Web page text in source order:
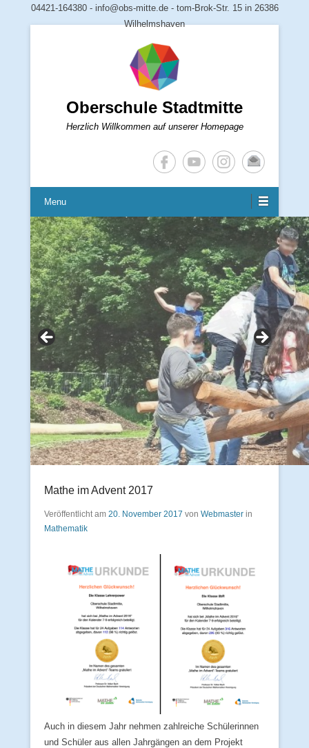
04421-164380 - info@obs-mitte.de - tom-Brok-Str. 15 in 26386
Wilhelmshaven
Oberschule Stadtmitte
Herzlich Willkommen auf unserer Homepage
Menu
Mathe im Advent 2017
Veröffentlicht am 20. November 2017 von Webmaster in
Mathematik
Auch in diesem Jahr nehmen zahlreiche Schülerinnen
und Schüler aus allen Jahrgängen an dem Projekt